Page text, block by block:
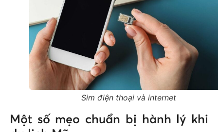
Sim điện thoại và internet
Một số mẹo chuẩn bị hành lý khi